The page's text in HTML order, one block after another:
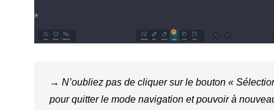
→ N’oubliez pas de cliquer sur le bouton «
pour quitter le mode navigation et pouvoir à